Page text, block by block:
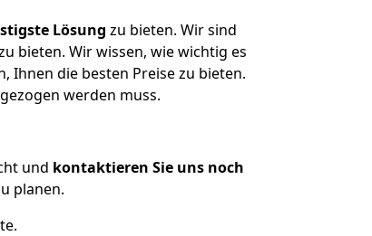
Lösung zu bieten. Wir sind
bieten. Wir wissen, wie wichtig es
Ihnen die besten Preise zu bieten.
werden muss.
und kontaktieren Sie uns noch
planen.